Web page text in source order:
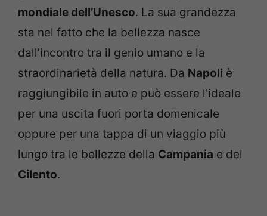
mondiale dell’Unesco. La sua grandezza
sta nel fatto che la bellezza nasce
dall’incontro tra il genio umano e la
straordinarietà della natura. Da Napoli è
raggiungibile in auto e può essere l’ideale
per una uscita fuori porta domenicale
oppure per una tappa di un viaggio più
lungo tra le bellezze della Campania e del
Cilento.